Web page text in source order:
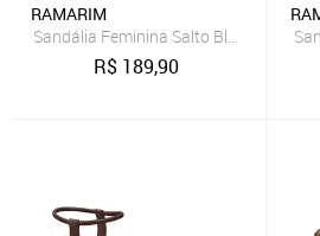
RAMARIM
Sandália Feminina Salto Bloco
R$ 189,90